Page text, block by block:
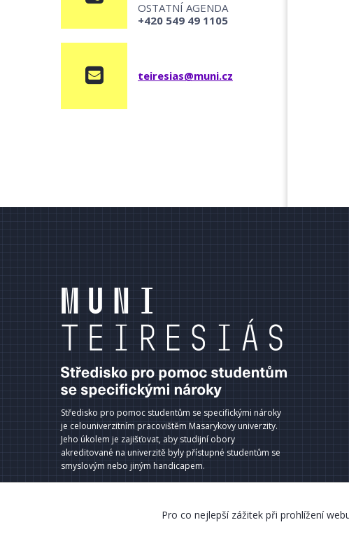
Pro co nejlepší zážitek při prohlížení
OSTATNÍ AGENDA
+420 549 49 1105
teiresias@muni.cz
Středisko pro pomoc studentům se specifickými nároky
je celouniverzitním pracovištěm Masarykovy univerzity.
Jeho úkolem je zajišťovat, aby studijní obory
akreditované na univerzitě byly přístupné studentům se
smyslovým nebo jiným handicapem.